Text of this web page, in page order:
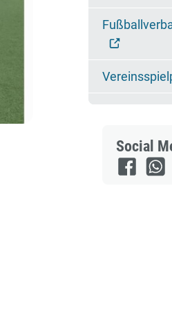
Social